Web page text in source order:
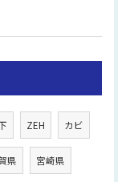
ZEH カビ
県 宮崎県